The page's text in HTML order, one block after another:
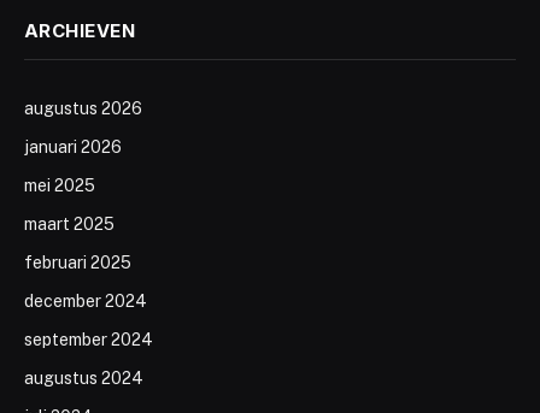
ARCHIEVEN
augustus 2026
januari 2026
mei 2025
maart 2025
februari 2025
december 2024
september 2024
augustus 2024